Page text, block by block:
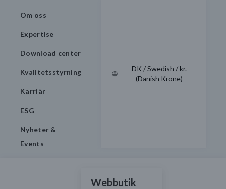
Om oss
Expertise
Download center
Kvalitetsstyrning
Karriär
ESG
Nyheter &
Events
DK / Swedish / kr.
(Danish Krone)
Webbutik